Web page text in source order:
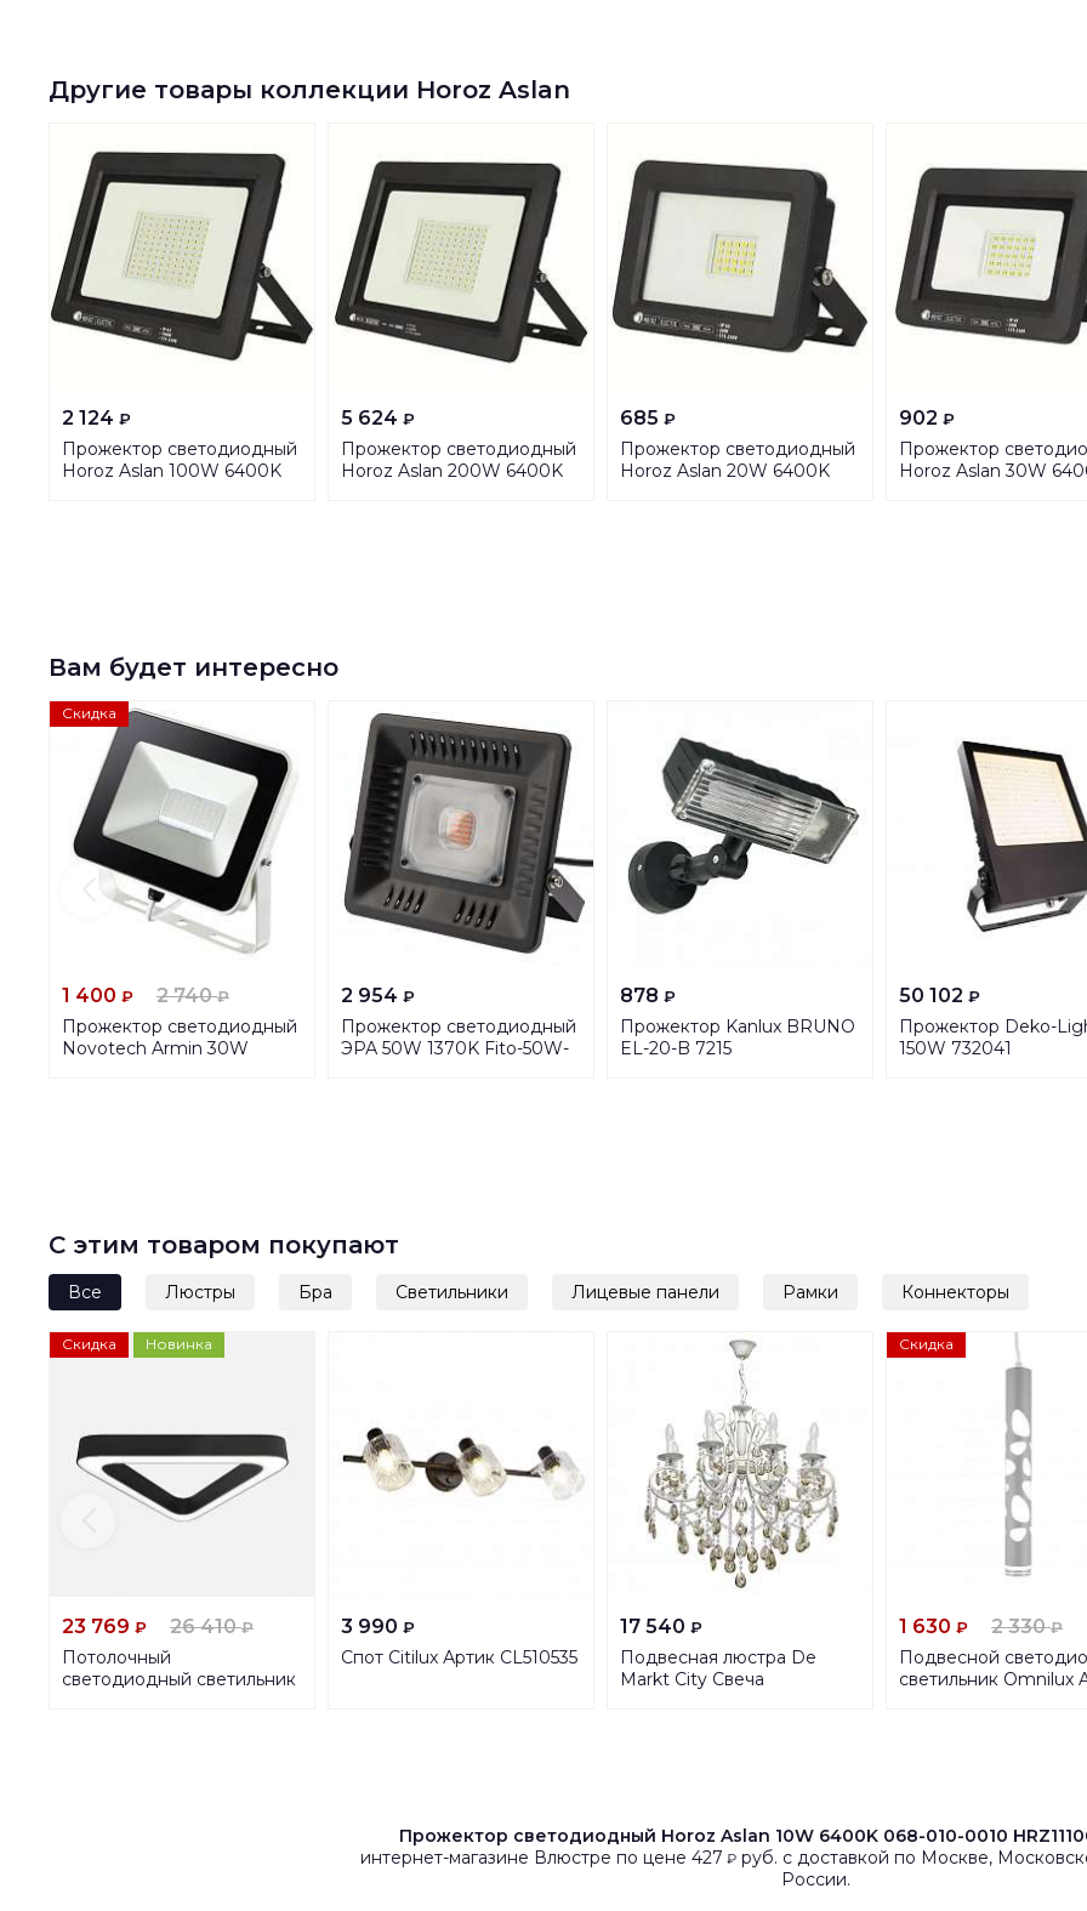
Другие товары коллекции Horoz Aslan
2 124 ₽
Прожектор светодиодный
Horoz Aslan 100W 6400K
5 624 ₽
Прожектор светодиодный
Horoz Aslan 200W 6400K
685 ₽
Прожектор светодиодный
Horoz Aslan 20W 6400K
902 ₽
Прожектор
Horoz Aslan 30W
Вам будет интересно
Скидка
1 400 ₽ 2 740₽
Прожектор светодиодный
Novotech Armin 30W
2 954 ₽
Прожектор светодиодный
ЭРА 50W 1370K Fito-50W-
878 ₽
Прожектор Kanlux BRUNO
EL-20-B 7215
50 102 ₽
Прожектор Deko-
150W 732041
С этим товаром покупают
Все Люстры Бра Светильники Лицевые панели Рамки Коннекторы
Скидка Новинка
23 769 ₽ 26 410₽
Потолочный
светодиодный светильник
3 990 ₽
Спот Citilux Артик CL510535
17 540 ₽
Подвесная люстра De
Markt City Свеча
Скидка
1 630 ₽ 2 330₽
Подвесной
светильник Omnilux
Прожектор светодиодный Horoz Aslan 10W 6400K 068-010-0010
интернет-магазине Влюстре по цене 427 ₽руб. с доставкой по Москве,
России.